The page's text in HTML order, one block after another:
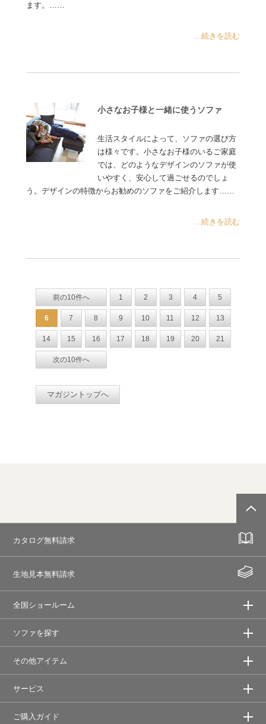
ます。……
...続きを読む
小さなお子様と一緒に使うソファ
生活スタイルによって、ソファの選び方
は様々です。小さなお子様のいるご家庭
では、どのようなデザインのソファが使
いやすく、安心して過ごせるのでしょ
う。デザインの特徴からお勧めのソファをご紹介します……
...続きを読む
前の10件へ 1 2 3 4 5
6 7 8 9 10 11 12 13
14 15 16 17 18 19 20 21
次の10件へ
マガジントップへ
カタログ無料請求
生地見本無料請求
全国ショールーム
ソファを探す
その他アイテム
サービス
ご購入ガイド